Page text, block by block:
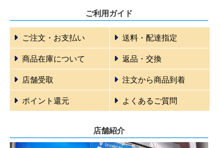
ご利用ガイド
ご注文・お支払い 送料・配達指定
商品在庫について 返品・交換
店舗受取 注文から商品到着
ポイント還元 よくあるご質問
店舗紹介